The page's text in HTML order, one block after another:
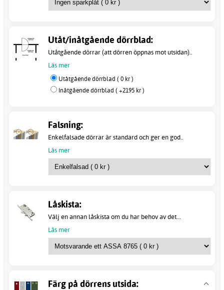
Utåt/inåtgående dörrblad:
Utåtgående dörrar (att dörren öppnas mot utsidan)..
Läs mer
Utåtgående dörrblad ( 0 kr )
Inåtgående dörrblad ( +2195 kr )
Falsning:
Enkelfalsade dörrar är standard och ger en god..
Läs mer
Låskista:
Välj en annan låskista om du har behov av det...
Läs mer
Färg på dörrens utsida: